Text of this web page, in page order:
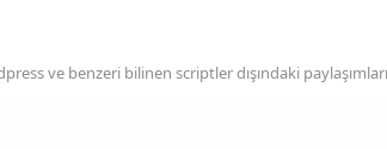
ve benzeri bilinen scriptler dışındaki